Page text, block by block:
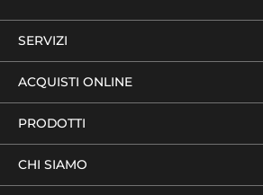
SERVIZI
ACQUISTI ONLINE
PRODOTTI
CHI SIAMO